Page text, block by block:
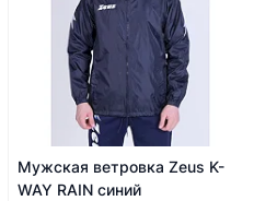
Мужская ветровка Zeus K-
WAY RAIN синий